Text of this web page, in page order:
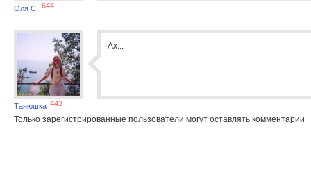
Оля С. 644
Танюшка 443
Ах...
Только зарегистрированные пользователи могут оставлять комментарии